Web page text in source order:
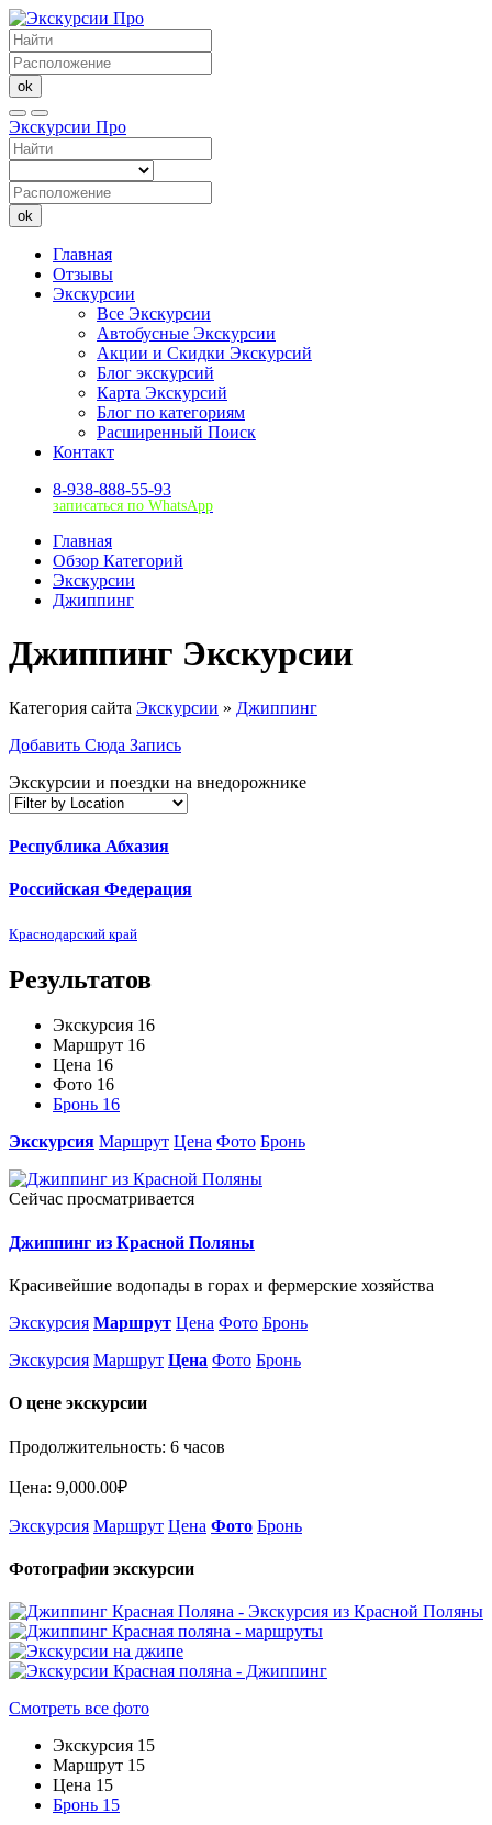
ok
Экскурсии Про
ok
Главная
Отзывы
Экскурсии
Все Экскурсии
Автобусные Экскурсии
Акции и Скидки Экскурсий
Блог экскурсий
Карта Экскурсий
Блог по категориям
Расширенный Поиск
Контакт
8-938-888-55-93
записаться по WhatsApp
Главная
Обзор Категорий
Экскурсии
Джиппинг
Джиппинг Экскурсии
Категория сайта Экскурсии » Джиппинг
Добавить Сюда Запись
Экскурсии и поездки на внедорожнике
Республика Абхазия
Российская Федерация
Краснодарский край
Результатов
Экскурсия 16
Маршрут 16
Цена 16
Фото 16
Бронь 16
Экскурсия Маршрут Цена Фото Бронь
Сейчас просматривается
Джиппинг из Красной Поляны
Красивейшие водопады в горах и фермерские хозяйства
Экскурсия Маршрут Цена Фото Бронь
Экскурсия Маршрут Цена Фото Бронь
О цене экскурсии
Продолжительность: 6 часов
Цена: 9,000.00₽
Экскурсия Маршрут Цена Фото Бронь
Фотографии экскурсии
Смотреть все фото
Экскурсия 15
Маршрут 15
Цена 15
Бронь 15